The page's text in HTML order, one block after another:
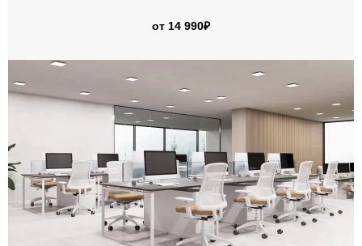
от 14 990₽